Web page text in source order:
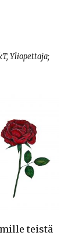
Yliopettaja;
teistä